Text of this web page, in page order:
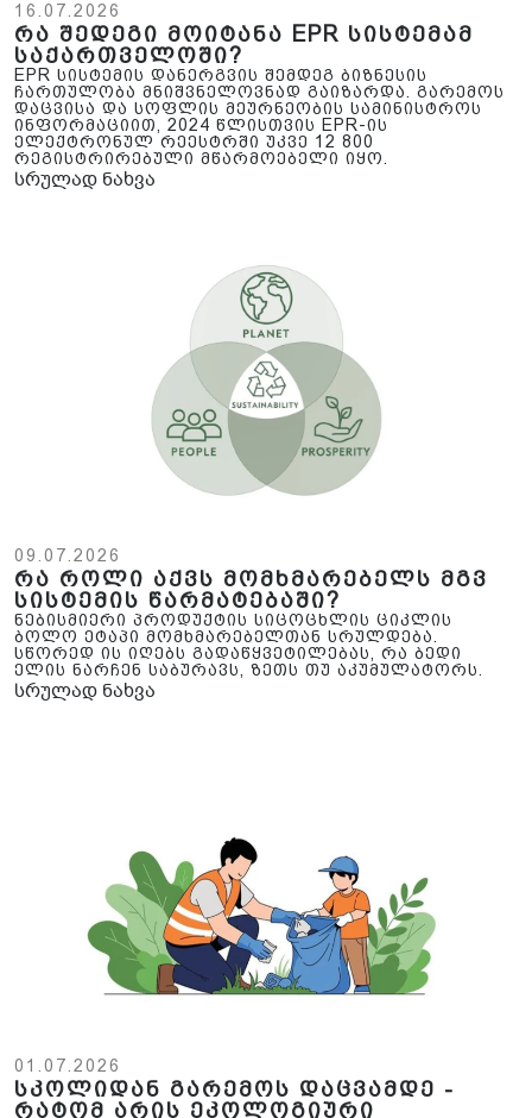
16.07.2026
რა შედეგი მოიტანა EPR სისტემამ
საქართველოში?
EPR სისტემის დანერგვის შემდეგ ბიზნესის
ჩართულობა მნიშვნელოვნად გაიზარდა. გარემოს
დაცვისა და სოფლის მეურნეობის სამინისტროს
ინფორმაციით, 2024 წლისთვის EPR-ის
ელექტრონულ რეესტრში უკვე 12 800
რეგისტრირებული მწარმოებელი იყო.
სრულად ნახვა
09.07.2026
რა როლი აქვს მომხმარებელს მგვ
სისტემის წარმატებაში?
ნებისმიერი პროდუქტის სიცოცხლის ციკლის
ბოლო ეტაპი მომხმარებელთან სრულდება.
სწორედ ის იღებს გადაწყვეტილებას, რა ბედი
ელის ნარჩენ საბურავს, ზეთს თუ აკუმულატორს.
სრულად ნახვა
01.07.2026
სკოლიდან გარემოს დაცვამდე -
რატომ არის ეკოლოგიური